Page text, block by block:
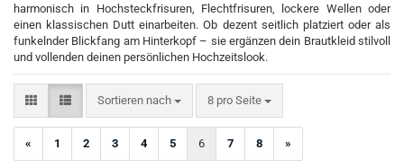
harmonisch in Hochsteckfrisuren, Flechtfrisuren, lockere Wellen oder
einen klassischen Dutt einarbeiten. Ob dezent seitlich platziert oder als
funkelnder Blickfang am Hinterkopf – sie ergänzen dein Brautkleid stilvoll
und vollenden deinen persönlichen Hochzeitslook.
Sortieren nach
Sortieren nach 8 pro Seite
pro Seite
« 1 2 3 4 5 6 7 8 »